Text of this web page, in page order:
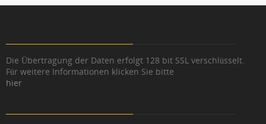
Die Übertragung der Daten erfolgt 128 bit SSL verschlüsselt.
Für weitere Informationen klicken Sie bitte
hier